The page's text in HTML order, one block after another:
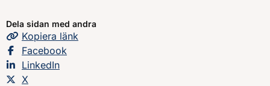
Dela sidan med andra
Kopiera sidans
länk
Dela sidan på
Facebook
Dela sidan på
LinkedIn
Dela sidan på
X